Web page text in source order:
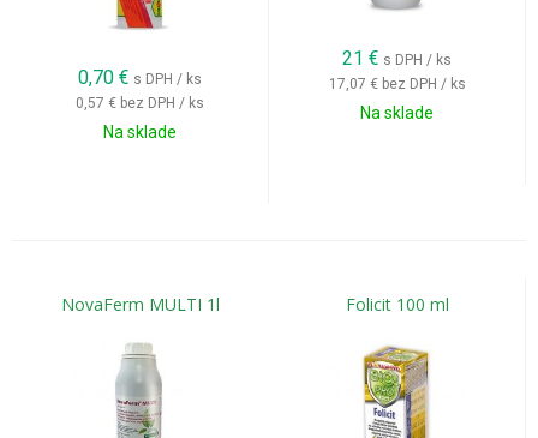
0,70 € s DPH / ks
0,57 € bez DPH / ks
Na sklade
21 € s DPH / ks
17,07 € bez DPH / ks
Na sklade
NovaFerm MULTI 1l Folicit 100 ml